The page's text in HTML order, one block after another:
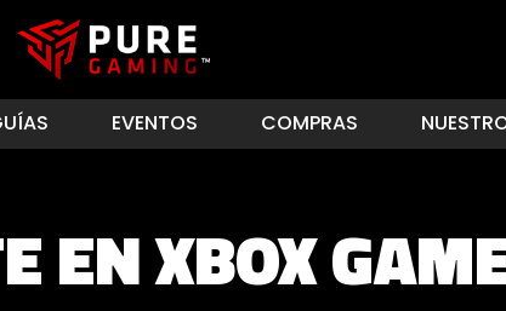
EVENTOS COMPRAS
EN XBOX